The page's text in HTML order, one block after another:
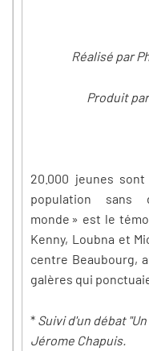
Réalisé par
Produit
20.000 jeunes
population sans
monde » est le
Kenny, Loubna et
centre Beaubourg,
galères qui
* Suivi d'un débat
Jérome Chapuis.